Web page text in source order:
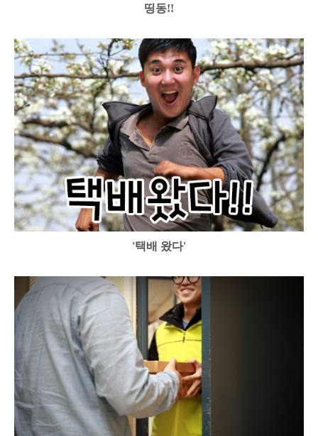
띵동!!
'택배 왔다'